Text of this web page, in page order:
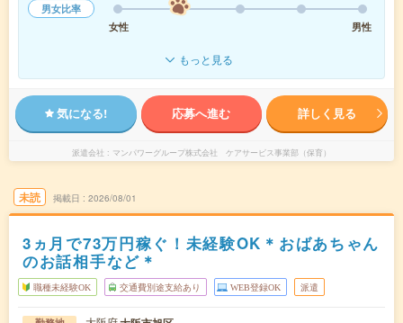
男女比率
女性
男性
もっと見る
気になる! 応募へ進む 詳しく見る
派遣会社 マンパワーグループ株式会社 ケアサービス事業部（保育）
未読 掲載日 2026/08/01
3ヵ月で73万円稼ぐ！未経験OK＊おばあちゃん
のお話相手など＊
職種未経験OK 交通費別途支給あり WEB登録OK 派遣